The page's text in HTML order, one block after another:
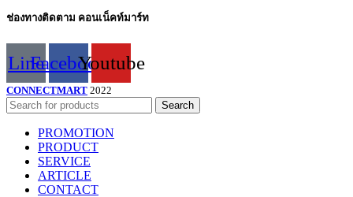
ช่องทางติดตาม คอนเน็คท์มาร์ท
LineFacebookYoutube
CONNECTMART 2022
Search
PROMOTION
PRODUCT
SERVICE
ARTICLE
CONTACT